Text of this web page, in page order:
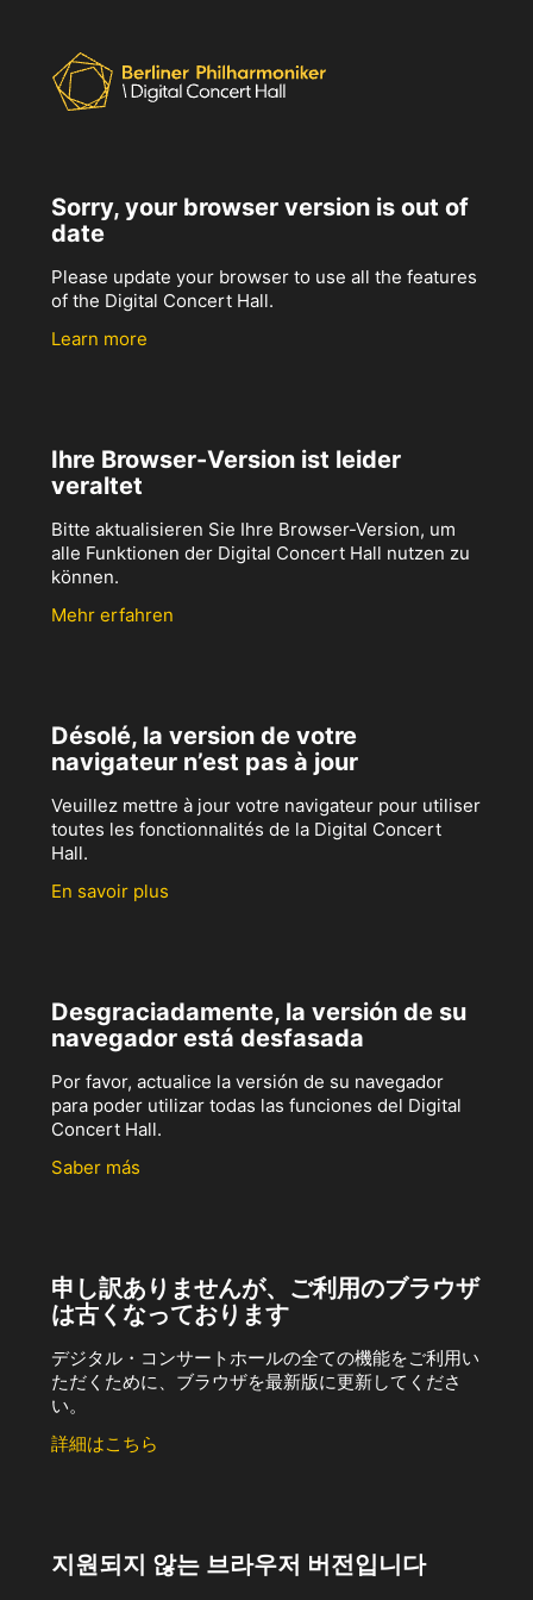
Sorry, your browser version is out of
date
Please update your browser to use all the features
of the Digital Concert Hall.
Learn more
Ihre Browser-Version ist leider
veraltet
Bitte aktualisieren Sie Ihre Browser-Version, um
alle Funktionen der Digital Concert Hall nutzen zu
können.
Mehr erfahren
Désolé, la version de votre
navigateur n’est pas à jour
Veuillez mettre à jour votre navigateur pour utiliser
toutes les fonctionnalités de la Digital Concert
Hall.
En savoir plus
Desgraciadamente, la versión de su
navegador está desfasada
Por favor, actualice la versión de su navegador
para poder utilizar todas las funciones del Digital
Concert Hall.
Saber más
申し訳ありませんが、ご利用のブラウザ
は古くなっております
デジタル・コンサートホールの全ての機能をご利用い
ただくために、ブラウザを最新版に更新してくださ
い。
詳細はこちら
지원되지 않는 브라우저 버전입니다